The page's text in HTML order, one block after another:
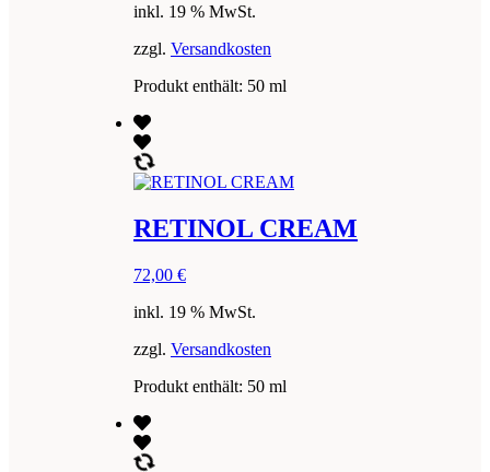
inkl. 19 % MwSt.
zzgl. Versandkosten
Produkt enthält: 50 ml
RETINOL CREAM
72,00 €
inkl. 19 % MwSt.
zzgl. Versandkosten
Produkt enthält: 50 ml